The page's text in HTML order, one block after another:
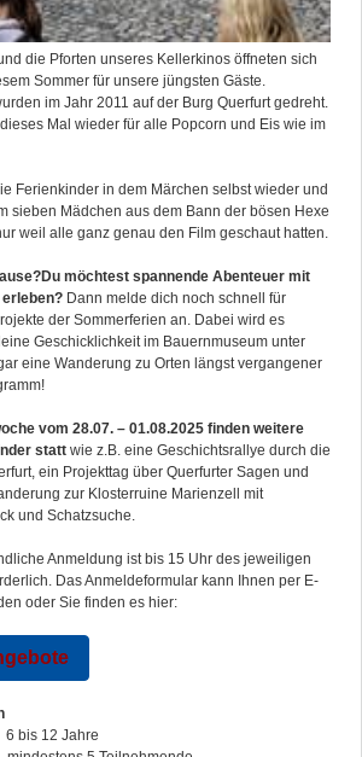
die Pforten unseres Kellerkinos öffneten sich
Sommer für unsere jüngsten Gäste.
im Jahr 2011 auf der Burg Querfurt gedreht.
Mal wieder für alle Popcorn und Eis wie im
Ferienkinder in dem Märchen selbst wieder und
sieben Mädchen aus dem Bann der bösen Hexe
weil alle ganz genau den Film geschaut hatten.
Du möchtest spannende Abenteuer mit
Dann melde dich noch schnell für
der Sommerferien an. Dabei wird es
Geschicklichkeit im Bauernmuseum unter
eine Wanderung zu Orten längst vergangener
vom 28.07. – 01.08.2025 finden weitere
statt wie z.B. eine Geschichtsrallye durch die
ein Projekttag über Querfurter Sagen und
zur Klosterruine Marienzell mit
und Schatzsuche.
Anmeldung ist bis 15 Uhr des jeweiligen
Das Anmeldeformular kann Ihnen per E-
oder Sie finden es hier:
12 Jahre